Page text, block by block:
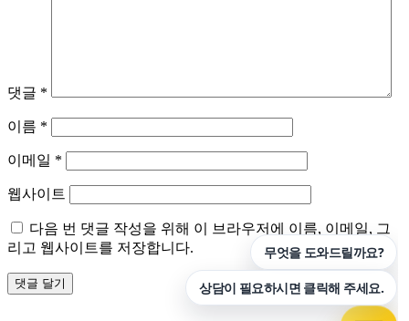
댓글 *
이름 *
이메일 *
웹사이트
다음 번 댓글 작성을 위해 이 브라우저에 이름, 이메일, 그
리고 웹사이트를 저장합니다.